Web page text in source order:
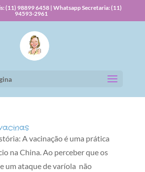
(11) 98899 6458 | Whatsapp Secretaria: (11)
94593-2961
A vacinação é uma prática
na China. Ao perceber que os
um ataque de varíola não